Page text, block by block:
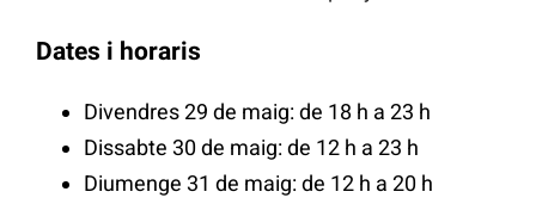
Dates i horaris
Divendres 29 de maig: de 18 h a 23 h
Dissabte 30 de maig: de 12 h a 23 h
Diumenge 31 de maig: de 12 h a 20 h